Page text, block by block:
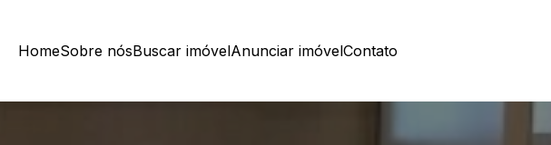
HomeSobre nósBuscar imóvelAnunciar imóvelContato